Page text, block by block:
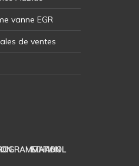
vanne EGR
de ventes
ETHANOL